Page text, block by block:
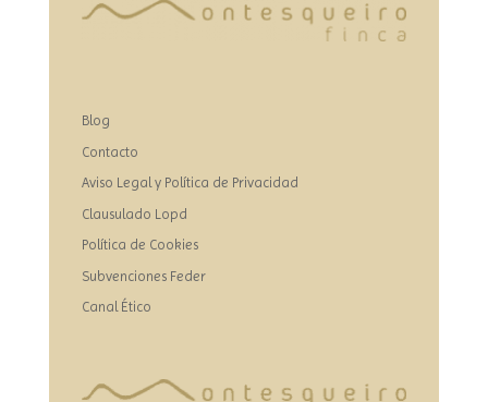
Blog
Contacto
Aviso Legal y Política de Privacidad
Clausulado Lopd
Política de Cookies
Subvenciones Feder
Canal Ético